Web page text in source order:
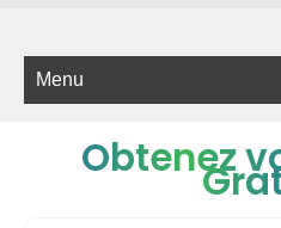
Menu
Obtenez